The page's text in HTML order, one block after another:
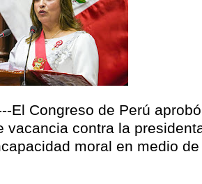
El Congreso de Perú
vacancia contra la
moral en medio